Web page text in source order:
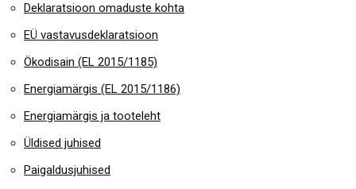
Deklaratsioon omaduste kohta
EÜ vastavusdeklaratsioon
Ökodisain (EL 2015/1185)
Energiamärgis (EL 2015/1186)
Energiamärgis ja tooteleht
Üldised juhised
Paigaldusjuhised